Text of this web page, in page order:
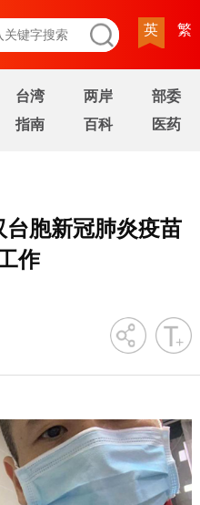
英 繁
台湾 两岸
部委
指南 百科 医药
胞新冠肺炎疫苗
作
字号